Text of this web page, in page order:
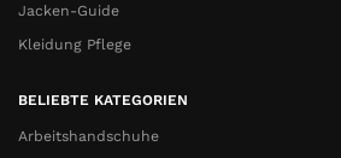
Jacken-Guide
Kleidung Pflege
BELIEBTE KATEGORIEN
Arbeitshandschuhe